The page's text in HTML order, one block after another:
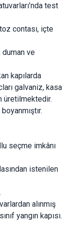
test
contası, içte
duman ve
kapılarda
galvaniz, kasa
üretilmektedir.
seçme imkânı
istenilen
alınmış
yangın kapısı.